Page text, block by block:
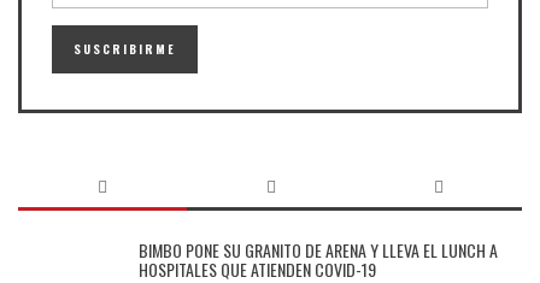
BIMBO PONE SU GRANITO DE ARENA Y LLEVA EL LUNCH A
HOSPITALES QUE ATIENDEN COVID-19